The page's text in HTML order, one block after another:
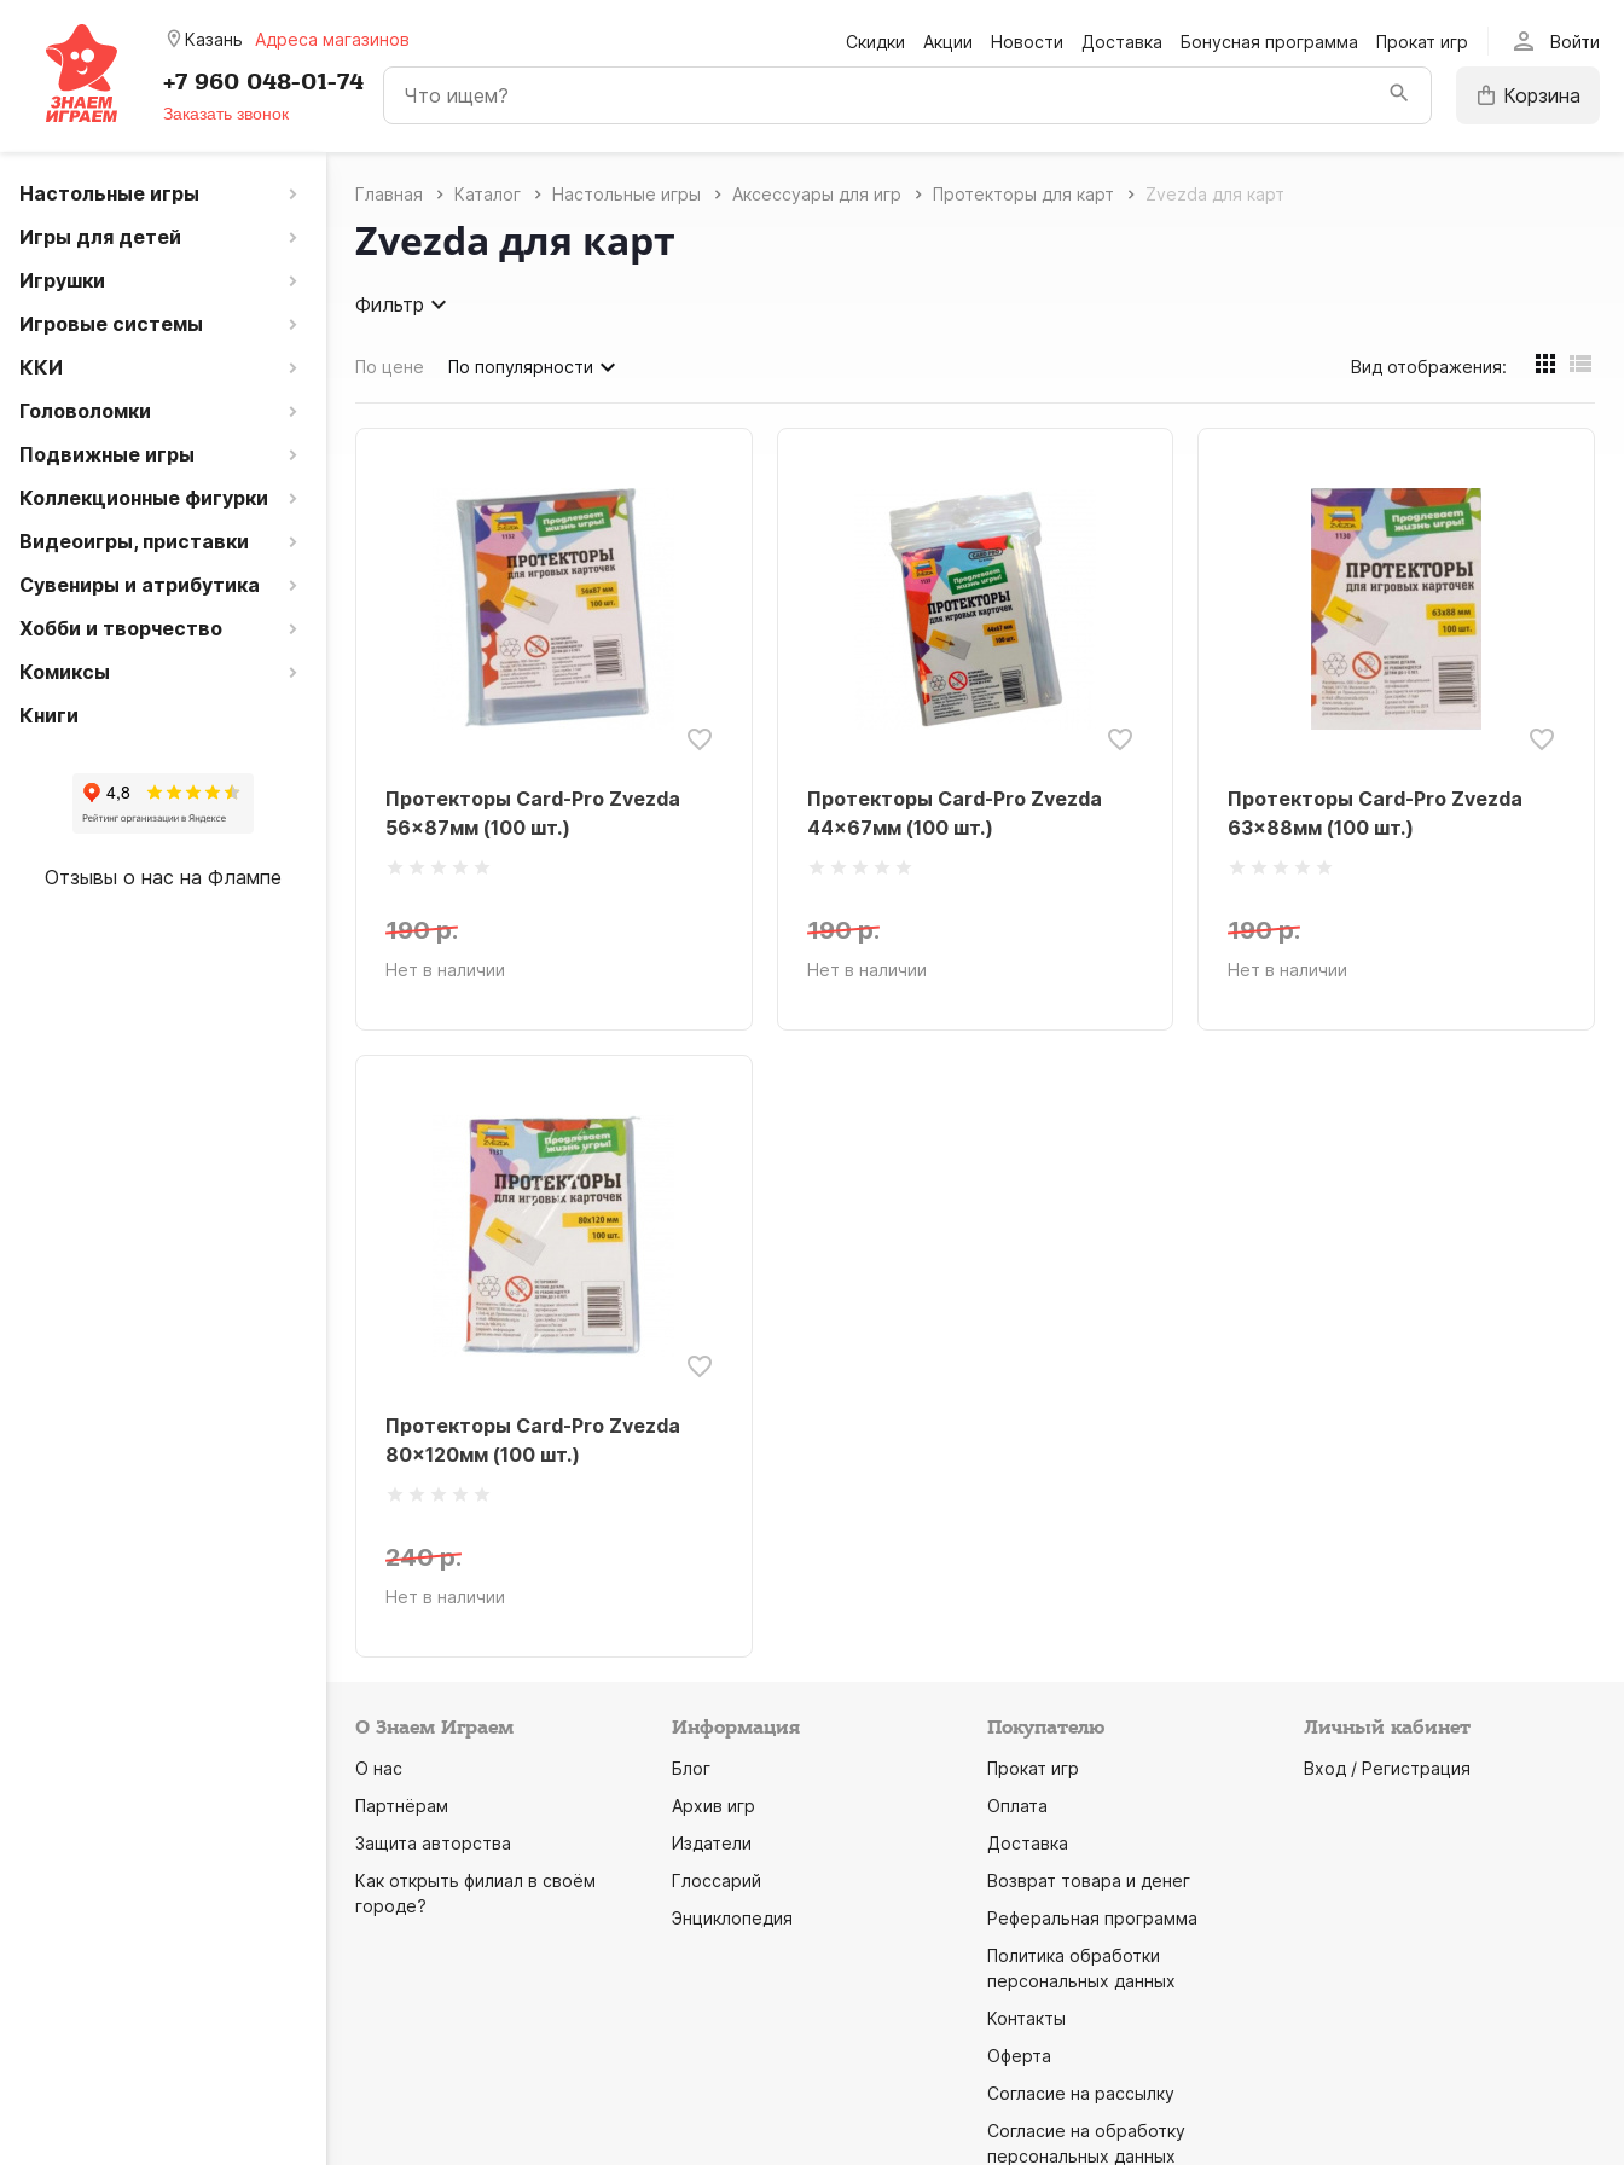
room Казань Адреса магазинов Скидки Акции Новости Доставка Бонусная программа Прокат игр person Войти
+7 960 048-01-74
Заказать звонок
Корзина
Настольные игры
Игры для детей
Игрушки
Игровые системы
ККИ
Головоломки
Подвижные игры
Коллекционные фигурки
Видеоигры, приставки
Сувениры и атрибутика
Хобби и творчество
Комиксы
Книги
Отзывы о нас на Флампе
Главная Каталог Настольные игры Аксессуары для игр Протекторы для карт Zvezda для карт
Zvezda для карт
Фильтр
По цене По популярности Вид отображения:
Протекторы Card-Pro Zvezda
56x87мм (100 шт.)
190 р.
Нет в наличии
Протекторы Card-Pro Zvezda
44x67мм (100 шт.)
190 р.
Нет в наличии
Протекторы Card-Pro Zvezda
63x88мм (100 шт.)
190 р.
Нет в наличии
Протекторы Card-Pro Zvezda
80x120мм (100 шт.)
240 р.
Нет в наличии
О Знаем Играем
О нас
Партнёрам
Защита авторства
Как открыть филиал в своём
городе?
Информация
Блог
Архив игр
Издатели
Глоссарий
Энциклопедия
Покупателю
Прокат игр
Оплата
Доставка
Возврат товара и денег
Реферальная программа
Политика обработки
персональных данных
Контакты
Оферта
Согласие на рассылку
Согласие на обработку
персональных данных
Личный кабинет
Вход / Регистрация